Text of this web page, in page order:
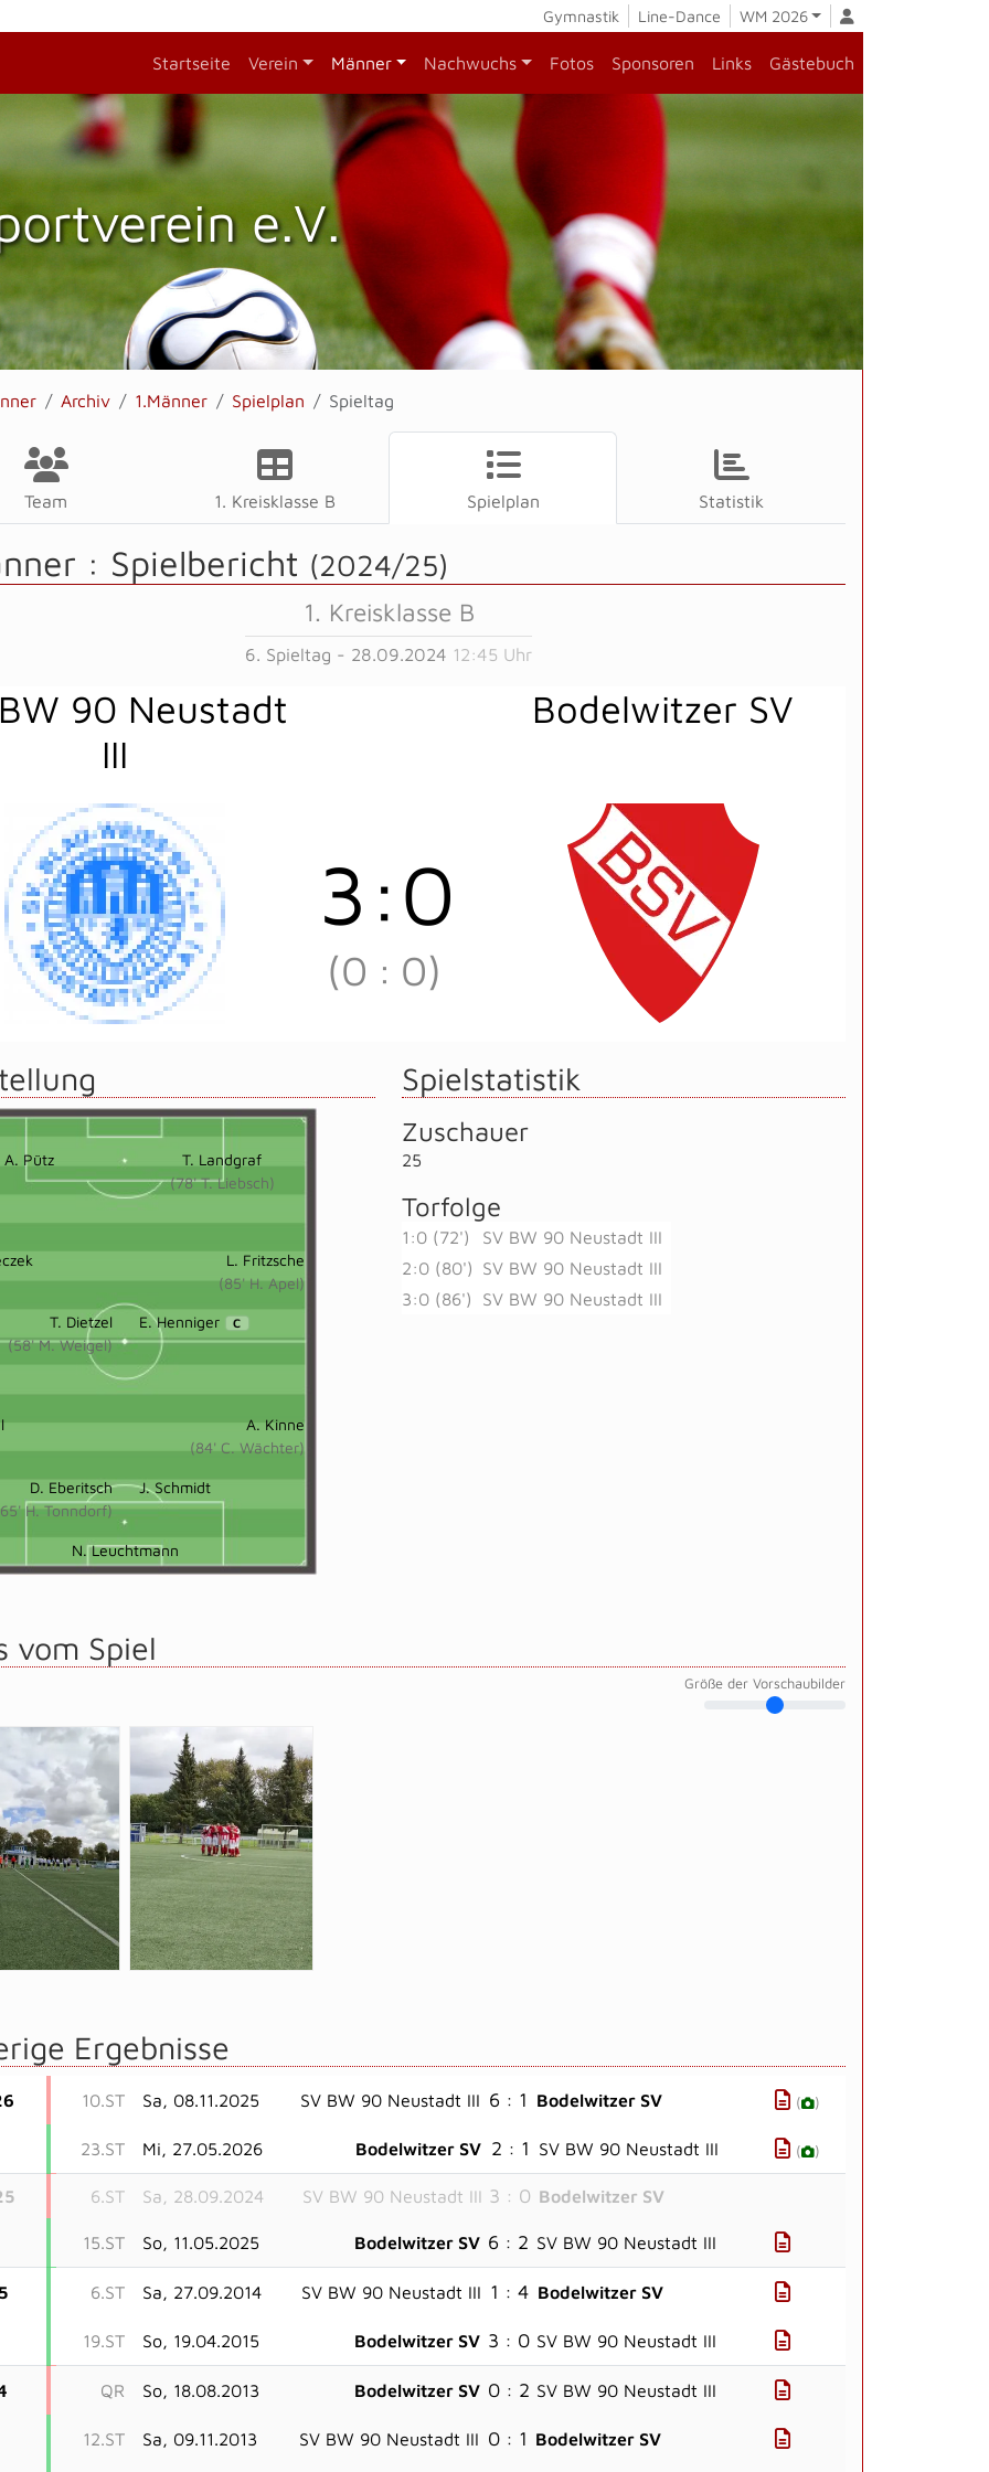
Gymnastik Line-Dance WM 2026
Startseite Verein Männer Nachwuchs Fotos Sponsoren Links Gästebuch
e.V.
Archiv 1.Männer Spielplan Spieltag
Team 1. Kreisklasse B Spielplan Statistik
: Spielbericht (2024/25)
1. Kreisklasse B
6. Spieltag - 28.09.2024 12:45 Uhr
90 Neustadt
III
Bodelwitzer SV
3 :0
(0 : 0)
A. Pütz
T. Landgraf
(78' T. Liebsch)
L. Fritzsche
(85' H. Apel)
T. Dietzel
(58' M. Weigel)
E. Henniger C
A. Kinne
(84' C. Wächter)
D. Eberitsch
H. Tonndorf)
J. Schmidt
N. Leuchtmann
Spielstatistik
Zuschauer
25
Torfolge
1:0 (72')
SV BW 90 Neustadt III
2:0 (80')
SV BW 90 Neustadt III
3:0 (86')
SV BW 90 Neustadt III
vom Spiel
Größe der Vorschaubilder
Ergebnisse
10.ST Sa, 08.11.2025 SV BW 90 Neustadt III 6 : 1 Bodelwitzer SV ( )
23.ST Mi, 27.05.2026 Bodelwitzer SV 2 : 1 SV BW 90 Neustadt III ( )
6.ST Sa, 28.09.2024 SV BW 90 Neustadt III 3 : 0 Bodelwitzer SV
15.ST So, 11.05.2025 Bodelwitzer SV 6 : 2 SV BW 90 Neustadt III
6.ST Sa, 27.09.2014 SV BW 90 Neustadt III 1 : 4 Bodelwitzer SV
19.ST So, 19.04.2015 Bodelwitzer SV 3 : 0 SV BW 90 Neustadt III
QR So, 18.08.2013 Bodelwitzer SV 0 : 2 SV BW 90 Neustadt III
12.ST Sa, 09.11.2013 SV BW 90 Neustadt III 0 : 1 Bodelwitzer SV